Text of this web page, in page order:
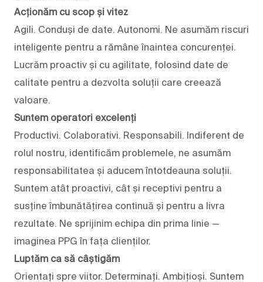
Acționăm cu scop și vitez
Agili. Conduși de date. Autonomi. Ne asumăm riscuri
inteligente pentru a rămâne înaintea concurenței.
Lucrăm proactiv și cu agilitate, folosind date de
calitate pentru a dezvolta soluții care creează
valoare.
Suntem operatori excelenți
Productivi. Colaborativi. Responsabili. Indiferent de
rolul nostru, identificăm problemele, ne asumăm
responsabilitatea și aducem întotdeauna soluții.
Suntem atât proactivi, cât și receptivi pentru a
susține îmbunătățirea continuă și pentru a livra
rezultate. Ne sprijinim echipa din prima linie —
imaginea PPG în fața clienților.
Luptăm ca să câștigăm
Orientați spre viitor. Determinați. Ambițioși. Suntem